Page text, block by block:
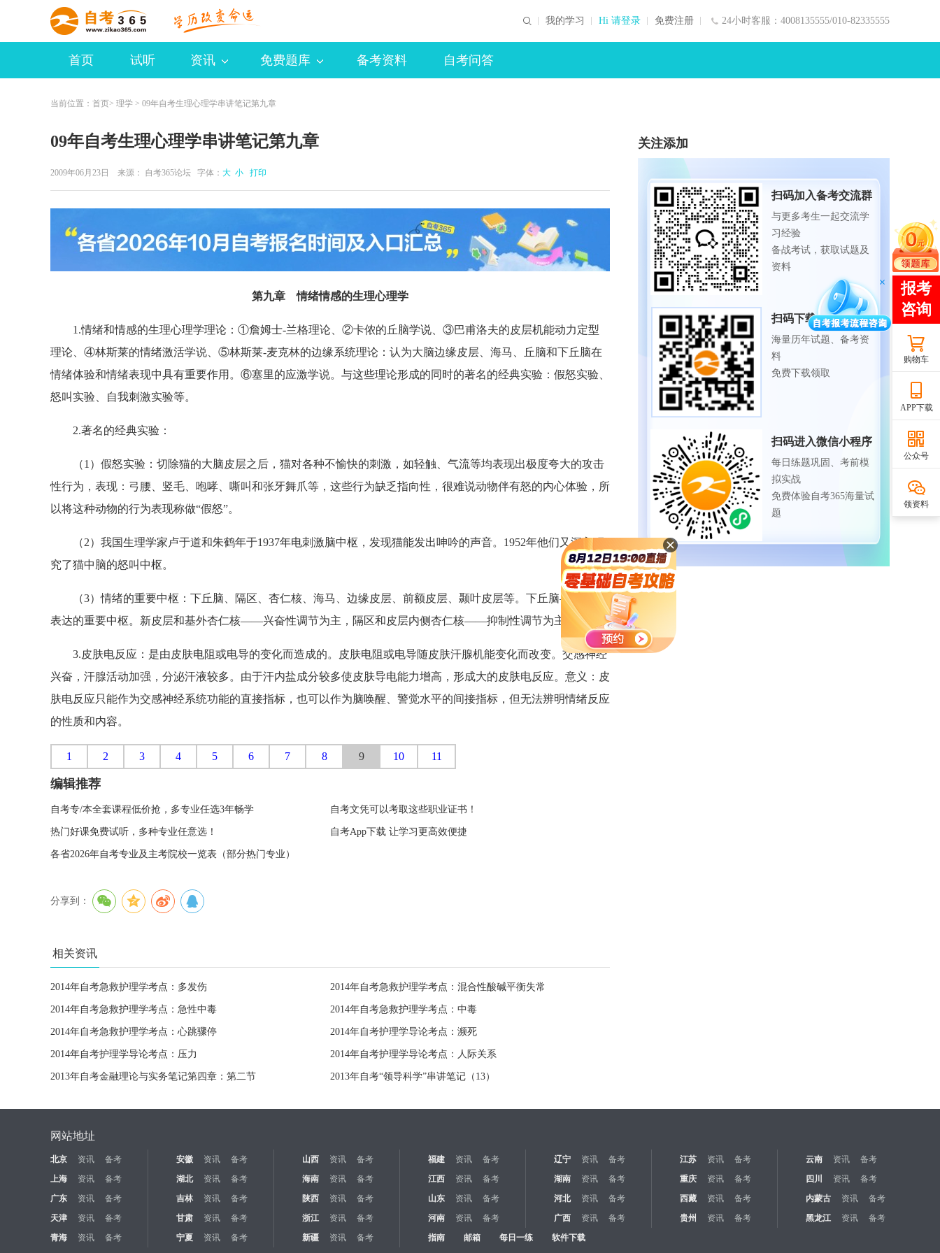
24小时客服：4008135555/010-82335555
我的学习 Hi 请登录 免费注册
首页 试听 资讯 免费题库 备考资料 自考问答
当前位置： 首页> 理学 > 09年自考生理心理学串讲笔记第九章
09年自考生理心理学串讲笔记第九章
2009年06月23日 来源： 自考365论坛 字体： 大 小 打印
第九章 情绪情感的生理心理学
1.情绪和情感的生理心理学理论：①詹姆士-兰格理论、②卡侬的丘脑学说、③巴甫洛夫的皮层机能动力定型
理论、④林斯莱的情绪激活学说、⑤林斯莱-麦克林的边缘系统理论：认为大脑边缘皮层、海马、丘脑和下丘脑在
情绪体验和情绪表现中具有重要作用。⑥塞里的应激学说。与这些理论形成的同时的著名的经典实验：假怒实验、
怒叫实验、自我刺激实验等。
2.著名的经典实验：
（1）假怒实验：切除猫的大脑皮层之后，猫对各种不愉快的刺激，如轻触、气流等均表现出极度夸大的攻击
性行为，表现：弓腰、竖毛、咆哮、嘶叫和张牙舞爪等，这些行为缺乏指向性，很难说动物伴有怒的内心体验，所
以将这种动物的行为表现称做“假怒”。
（2）我国生理学家卢于道和朱鹤年于1937年电刺激脑中枢，发现猫能发出呻吟的声音。1952年他们又深入研
究了猫中脑的怒叫中枢。
（3）情绪的重要中枢：下丘脑、隔区、杏仁核、海马、边缘皮层、前额皮层、颞叶皮层等。下丘脑——情绪
表达的重要中枢。新皮层和基外杏仁核——兴奋性调节为主，隔区和皮层内侧杏仁核——抑制性调节为主。
3.皮肤电反应：是由皮肤电阻或电导的变化而造成的。皮肤电阻或电导随皮肤汗腺机能变化而改变。交感神经
兴奋，汗腺活动加强，分泌汗液较多。由于汗内盐成分较多使皮肤导电能力增高，形成大的皮肤电反应。意义：皮
肤电反应只能作为交感神经系统功能的直接指标，也可以作为脑唤醒、警觉水平的间接指标，但无法辨明情绪反应
的性质和内容。
1 2 3 4 5 6 7 8 9 10 11
编辑推荐
自考专/本全套课程低价抢，多专业任选3年畅学 自考文凭可以考取这些职业证书！
热门好课免费试听，多种专业任意选！ 自考App下载 让学习更高效便捷
各省2026年自考专业及主考院校一览表（部分热门专业）
分享到：
相关资讯
2014年自考急救护理学考点：多发伤 2014年自考急救护理学考点：混合性酸碱平衡失常
2014年自考急救护理学考点：急性中毒 2014年自考急救护理学考点：中毒
2014年自考急救护理学考点：心跳骤停 2014年自考护理学导论考点：濒死
2014年自考护理学导论考点：压力 2014年自考护理学导论考点：人际关系
2013年自考金融理论与实务笔记第四章：第二节 2013年自考“领导科学”串讲笔记（13）
关注添加
扫码加入备考交流群
与更多考生一起交流学
习经验
备战考试，获取试题及
资料
扫码下载APP
海量历年试题、备考资
料
免费下载领取
扫码进入微信小程序
每日练题巩固、考前模
拟实战
免费体验自考365海量试
题
购物车
APP下载
公众号
领资料
网站地址
北京 资讯 备考 安徽 资讯 备考 山西 资讯 备考 福建 资讯 备考 辽宁 资讯 备考 江苏 资讯 备考 云南 资讯
备考
上海
资讯 备考 湖北 资讯 备考 海南 资讯 备考 江西 资讯 备考 湖南 资讯 备考 重庆 资讯 备考 四川 资讯
备考
广东
资讯 备考 吉林 资讯 备考 陕西 资讯 备考 山东 资讯 备考 河北 资讯 备考 西藏 资讯 备考 内蒙古 资讯
备考
天津
资讯 备考 甘肃 资讯 备考 浙江 资讯 备考 河南 资讯 备考 广西 资讯 备考 贵州 资讯 备考 黑龙江 资讯
备考
青海
资讯 备考 宁夏 资讯 备考 新疆 资讯 备考 指南 邮箱 每日一练 软件下载